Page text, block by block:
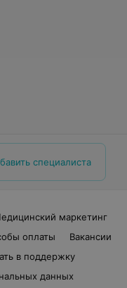
специалиста
маркетинг
оплаты
Вакансии
в поддержку
данных